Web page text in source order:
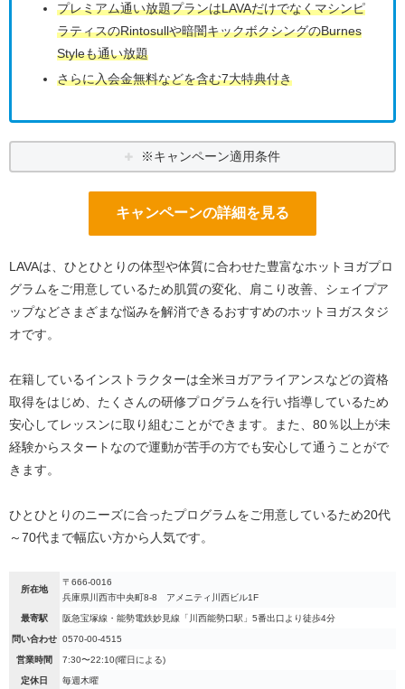
プレミアム通い放題プランはLAVAだけでなくマシンピ
ラティスのRintosullや暗闇キックボクシングのBurnes
Styleも通い放題
さらに入会金無料などを含む7大特典付き
※キャンペーン適用条件
キャンペーンの詳細を見る
LAVAは、ひとひとりの体型や体質に合わせた豊富なホットヨガプロ
グラムをご用意しているため肌質の変化、肩こり改善、シェイプア
ップなどさまざまな悩みを解消できるおすすめのホットヨガスタジ
オです。
在籍しているインストラクターは全米ヨガアライアンスなどの資格
取得をはじめ、たくさんの研修プログラムを行い指導しているため
安心してレッスンに取り組むことができます。また、80％以上が未
経験からスタートなので運動が苦手の方でも安心して通うことがで
きます。
ひとひとりのニーズに合ったプログラムをご用意しているため20代
～70代まで幅広い方から人気です。
所在地
〒666-0016
兵庫県川西市中央町8-8 アメニティ川西ビル1F
最寄駅 阪急宝塚線・能勢電鉄妙見線「川西能勢口駅」5番出口より徒歩4分
問い合わせ 0570-00-4515
営業時間 7:30〜22:10(曜日による)
定休日 毎週木曜